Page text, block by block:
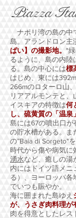
Piazza
ナポリ湾の島の中
島。アランドロン主
ぱい】の撮影地。 "
るように、島の内陸
る。島の中心には標
はじめ、東には
266mのロターロ山
リアアルモンテと、
イスキアの特徴は何
し、硫黄質の「温泉
島には67の噴出口
の貯水槽がある。ま
の”Baia di Sorgeto"
時代から傷や病気に
湧水など、癒しの湯
内にはドイツ語メニ
る）、ヨーロッパ各
でいつも賑やか。
海に囲まれた島ゆえ
が、うさぎ肉料理が
肉を得意としたレス